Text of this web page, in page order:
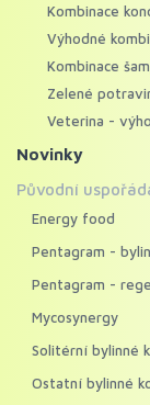
Kombinace
Výhodné
Kombinace
Zelené
Veterina -
Novinky
Původní
Energy food
Pentagram -
Pentagram -
Mycosynergy
Solitérní bylinné
Ostatní bylinné